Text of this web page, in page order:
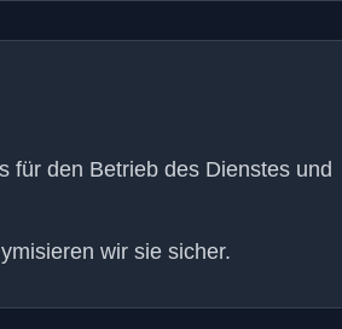
für den Betrieb des Dienstes und
wir sie sicher.